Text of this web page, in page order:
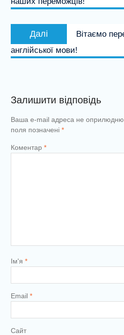
Далі
запис:
Вітаємо
англійської мови!
Залишити відповідь
Ваша e-mail адреса не
поля позначені *
Коментар *
Ім'я *
Email *
Сайт